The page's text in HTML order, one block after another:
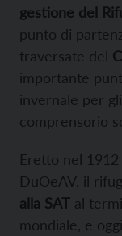
gestione del
punto di
traversate del
importante
invernale per
comprensorio
Eretto nel
DuOeAV, il
alla SAT al
mondiale, e